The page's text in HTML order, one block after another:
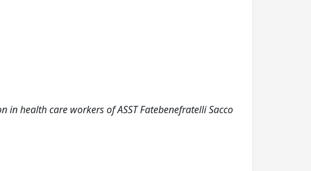
in health care workers of ASST Fatebenefratelli Sacco